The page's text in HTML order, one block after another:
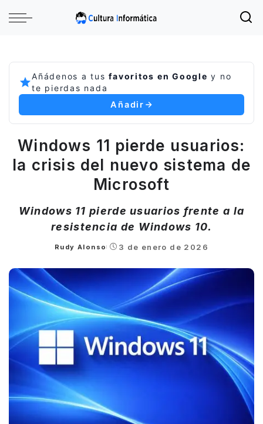
Añádenos a tusfavoritos en Google y no
te pierdas nada
Añadir
Windows 11 pierde usuarios:
la crisis del nuevo sistema de
Microsoft
Windows 11 pierde usuarios frente a la
resistencia de Windows 10.
Posted
Rudy Alonso 3 de enero de 2026